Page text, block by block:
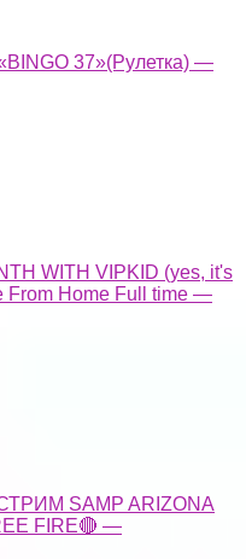
37»(Рулетка) —
WITH VIPKID (yes, it's
From Home Full time —
SAMP ARIZONA
FIRE🔴 —